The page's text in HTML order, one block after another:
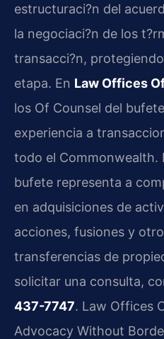
estructuraci?n del
la negociaci?n de los
transacci?n,
etapa. En Law Offices
los Of Counsel del
experiencia a
todo el Commonwealth.
bufete representa a
en adquisiciones de
acciones, fusiones y
transferencias de
solicitar una consulta,
437-7747. Law Offices
Advocacy Without